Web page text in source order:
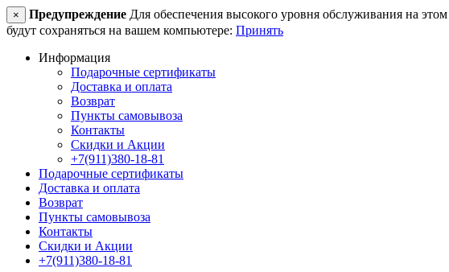
× Предупреждение Для обеспечения высокого уровня обслуживания на
будут сохраняться на вашем компьютере: Принять
Информация
Подарочные сертификаты
Доставка и оплата
Возврат
Пункты самовывоза
Контакты
Скидки и Акции
+7(911)380-18-81
Подарочные сертификаты
Доставка и оплата
Возврат
Пункты самовывоза
Контакты
Скидки и Акции
+7(911)380-18-81